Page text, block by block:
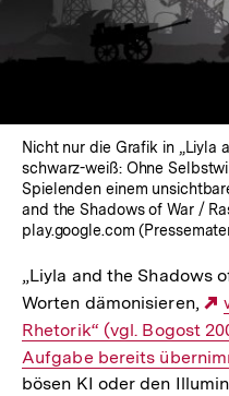
Nicht nur die Grafik in „Liyla
schwarz-weiß: Ohne
Spielenden einem
and the Shadows of War /
play.google.com
„Liyla and the Shadows
Worten dämonisieren,
Rhetorik“ (vgl. Bogost
Aufgabe bereits
bösen KI oder den